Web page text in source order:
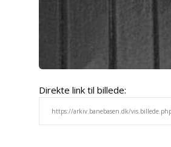
Direkte link til billede: